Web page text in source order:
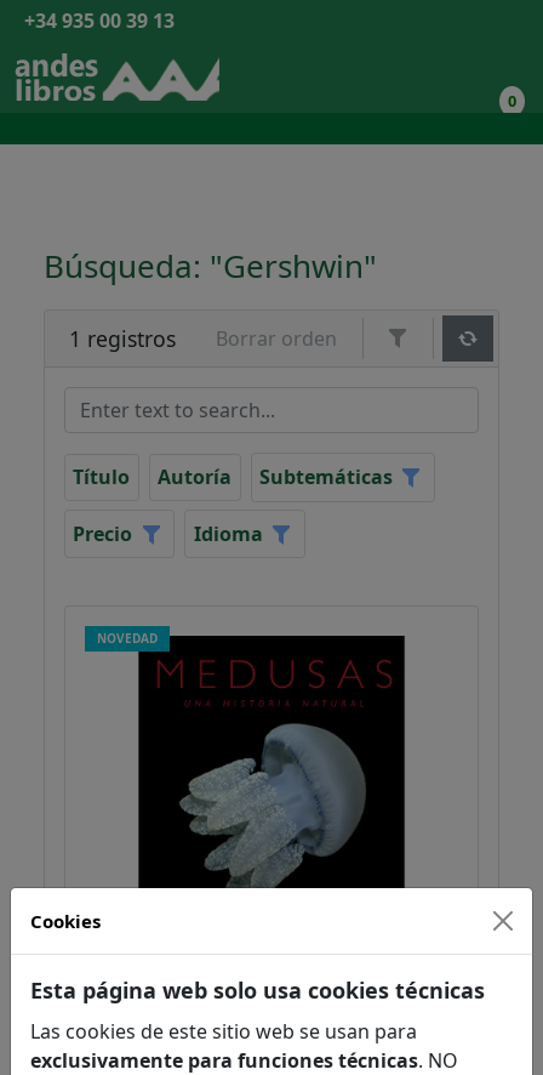
+34 935 00 39 13
0
Búsqueda: "Gershwin"
1 registros Borrar orden
Título Autoría Subtemáticas
Precio Idioma
NOVEDAD
Medusas
Gershwin
Zoología
Zoología
Cookies
Esta página web solo usa cookies técnicas
Las cookies de este sitio web se usan para
exclusivamente para funciones técnicas. NO